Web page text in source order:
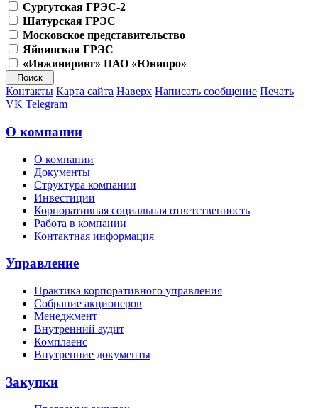
Сургутская ГРЭС-2
Шатурская ГРЭС
Московское представительство
Яйвинская ГРЭС
«Инжиниринг» ПАО «Юнипро»
Контакты Карта сайта Наверх Написать сообщение Печать
VK Telegram
О компании
О компании
Документы
Структура компании
Инвестиции
Корпоративная социальная ответственность
Работа в компании
Контактная информация
Управление
Практика корпоративного управления
Собрание акционеров
Менеджмент
Внутренний аудит
Комплаенс
Внутренние документы
Закупки